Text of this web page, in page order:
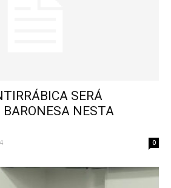
SERÁ
NESTA
0